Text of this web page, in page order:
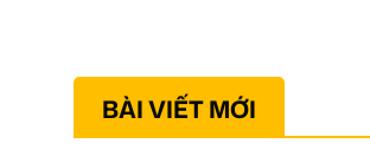
BÀI VIẾT MỚI